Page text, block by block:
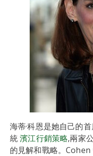
海蒂·科恩是她自己的
統濱江行銷策略,兩家
的見解和戰略。